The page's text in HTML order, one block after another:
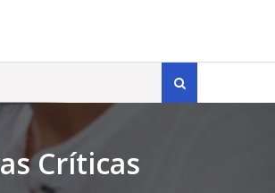
Search
Críticas